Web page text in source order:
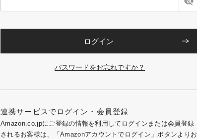
ログイン
パスワードをお忘れですか？
連携サービスでログイン・会員登録
Amazon.co.jpにご登録の情報を利用してログインまたは会員登録
されるお客様は、「Amazonアカウントでログイン」ボタンよりお